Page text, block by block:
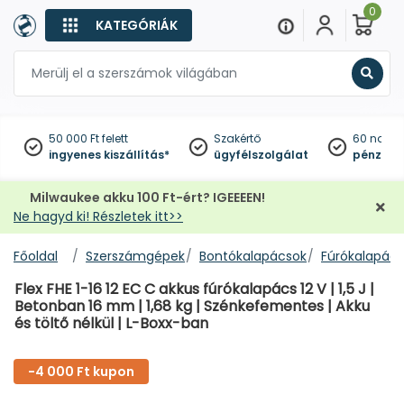
KATEGÓRIÁK
0
50 000 Ft felett
ingyenes kiszállítás*
Szakértő
ügyfélszolgálat
60
Milwaukee akku 100 Ft-ért? IGEEEEN!
Ne hagyd ki! Részletek itt>>
Főoldal Szerszámgépek Bontókalapácsok
Flex FHE 1-16 12 EC C akkus fúrókalapács 12 V | 1,5 J |
Betonban 16 mm | 1,68 kg | Szénkefementes | Akku
és töltő nélkül | L-Boxx-ban
-4 000 Ft kupon